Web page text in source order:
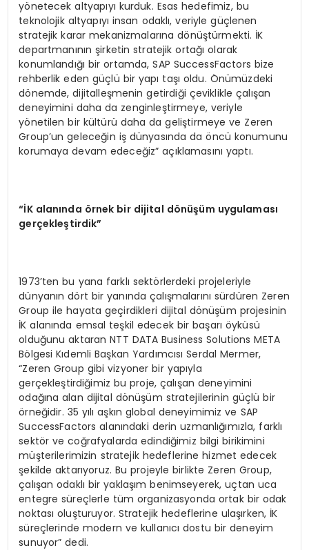
yönetecek altyapıyı kurduk. Esas hedefimiz, bu
teknolojik altyapıyı insan odaklı, veriyle güçlenen
stratejik karar mekanizmalarına dönüştürmekti. İK
departmanının şirketin stratejik ortağı olarak
konumlandığı bir ortamda, SAP SuccessFactors bize
rehberlik eden güçlü bir yapı taşı oldu. Önümüzdeki
dönemde, dijitalleşmenin getirdiği çeviklikle çalışan
deneyimini daha da zenginleştirmeye, veriyle
yönetilen bir kültürü daha da geliştirmeye ve Zeren
Group’un geleceğin iş dünyasında da öncü konumunu
korumaya devam edeceğiz” açıklamasını yaptı.
“İK alanında örnek bir dijital dönüşüm uygulaması
gerçekleştirdik”
1973’ten bu yana farklı sektörlerdeki projeleriyle
dünyanın dört bir yanında çalışmalarını sürdüren Zeren
Group ile hayata geçirdikleri dijital dönüşüm projesinin
İK alanında emsal teşkil edecek bir başarı öyküsü
olduğunu aktaran NTT DATA Business Solutions META
Bölgesi Kıdemli Başkan Yardımcısı Serdal Mermer,
“Zeren Group gibi vizyoner bir yapıyla
gerçekleştirdiğimiz bu proje, çalışan deneyimini
odağına alan dijital dönüşüm stratejilerinin güçlü bir
örneğidir. 35 yılı aşkın global deneyimimiz ve SAP
SuccessFactors alanındaki derin uzmanlığımızla, farklı
sektör ve coğrafyalarda edindiğimiz bilgi birikimini
müşterilerimizin stratejik hedeflerine hizmet edecek
şekilde aktarıyoruz. Bu projeyle birlikte Zeren Group,
çalışan odaklı bir yaklaşım benimseyerek, uçtan uca
entegre süreçlerle tüm organizasyonda ortak bir odak
noktası oluşturuyor. Stratejik hedeflerine ulaşırken, İK
süreçlerinde modern ve kullanıcı dostu bir deneyim
sunuyor” dedi.